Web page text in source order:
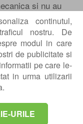
continutul,
nostru. De
modul in care
de publicitate si
pe care le-
in urma utilizarii
URILE
si nu au
luni dupa
de control, dintre
de terapie
si 40% dintre
si sechele pe
concluzia ca
cu potential
satrii
19 [1].